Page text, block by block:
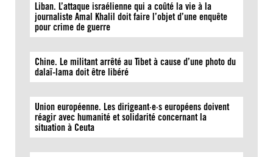
Liban. L’attaque israélienne qui a coûté la vie à la
journaliste Amal Khalil doit faire l’objet d’une enquête
pour crime de guerre
Chine. Le militant arrêté au Tibet à cause d’une photo du
dalaï-lama doit être libéré
Union européenne. Les dirigeant·e·s européens doivent
réagir avec humanité et solidarité concernant la
situation à Ceuta